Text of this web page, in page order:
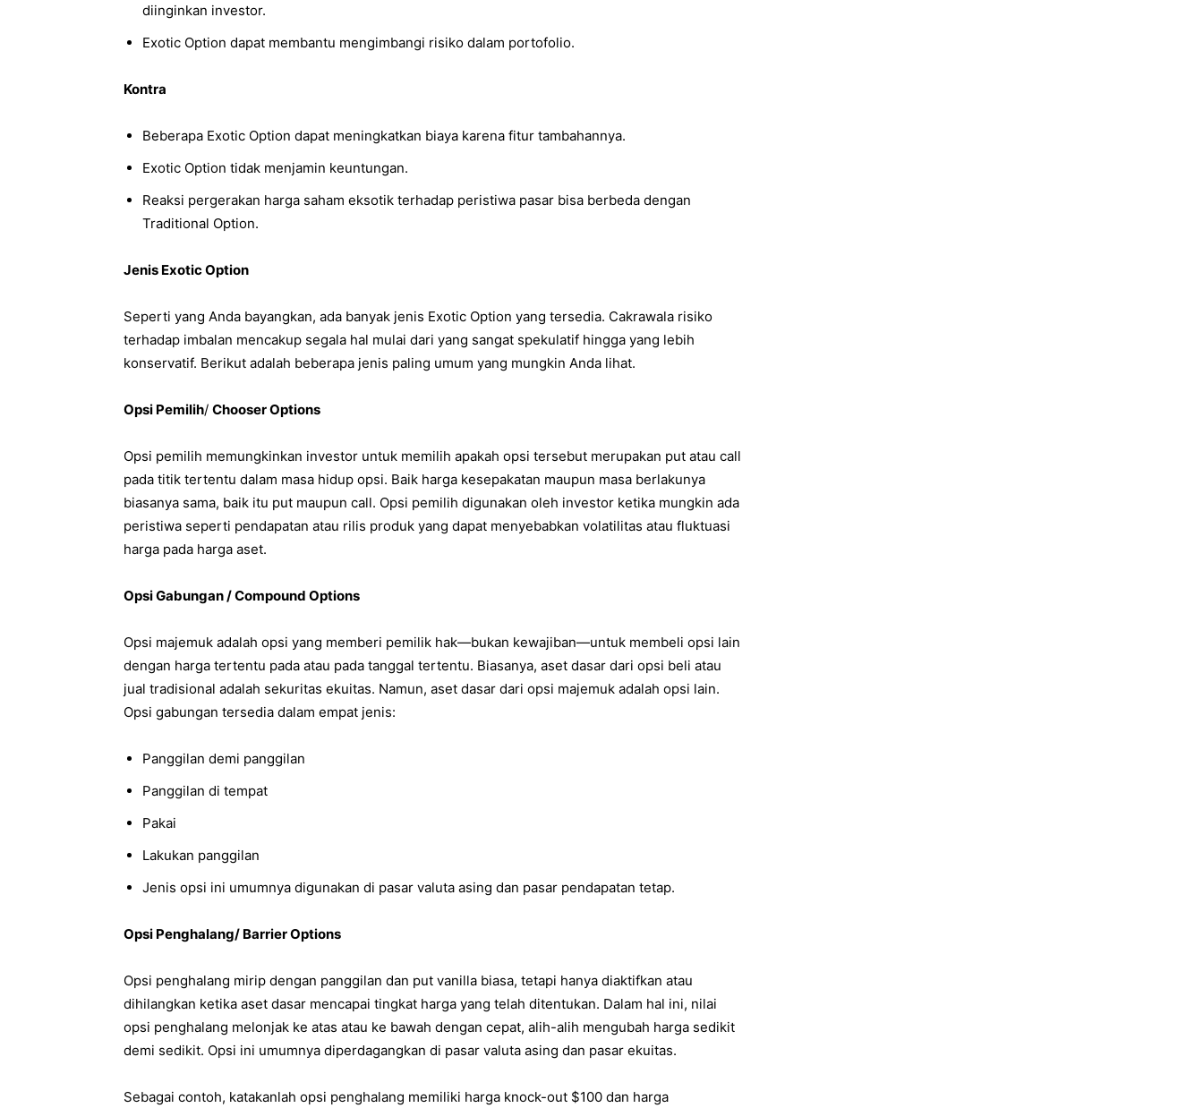
diinginkan investor.
Exotic Option dapat membantu mengimbangi risiko dalam portofolio.
Kontra
Beberapa Exotic Option dapat meningkatkan biaya karena fitur tambahannya.
Exotic Option tidak menjamin keuntungan.
Reaksi pergerakan harga saham eksotik terhadap peristiwa pasar bisa berbeda dengan
Traditional Option.
Jenis Exotic Option
Seperti yang Anda bayangkan, ada banyak jenis Exotic Option yang tersedia. Cakrawala risiko
terhadap imbalan mencakup segala hal mulai dari yang sangat spekulatif hingga yang lebih
konservatif. Berikut adalah beberapa jenis paling umum yang mungkin Anda lihat.
Opsi Pemilih/ Chooser Options
Opsi pemilih memungkinkan investor untuk memilih apakah opsi tersebut merupakan put atau call
pada titik tertentu dalam masa hidup opsi. Baik harga kesepakatan maupun masa berlakunya
biasanya sama, baik itu put maupun call. Opsi pemilih digunakan oleh investor ketika mungkin ada
peristiwa seperti pendapatan atau rilis produk yang dapat menyebabkan volatilitas atau fluktuasi
harga pada harga aset.
Opsi Gabungan /Compound Options
Opsi majemuk adalah opsi yang memberi pemilik hak—bukan kewajiban—untuk membeli opsi lain
dengan harga tertentu pada atau pada tanggal tertentu. Biasanya, aset dasar dari opsi beli atau
jual tradisional adalah sekuritas ekuitas. Namun, aset dasar dari opsi majemuk adalah opsi lain.
Opsi gabungan tersedia dalam empat jenis:
Panggilan demi panggilan
Panggilan di tempat
Pakai
Lakukan panggilan
Jenis opsi ini umumnya digunakan di pasar valuta asing dan pasar pendapatan tetap.
Opsi Penghalang/ Barrier Options
Opsi penghalang mirip dengan panggilan dan put vanilla biasa, tetapi hanya diaktifkan atau
dihilangkan ketika aset dasar mencapai tingkat harga yang telah ditentukan. Dalam hal ini, nilai
opsi penghalang melonjak ke atas atau ke bawah dengan cepat, alih-alih mengubah harga sedikit
demi sedikit. Opsi ini umumnya diperdagangkan di pasar valuta asing dan pasar ekuitas.
Sebagai contoh, katakanlah opsi penghalang memiliki harga knock-out $100 dan harga